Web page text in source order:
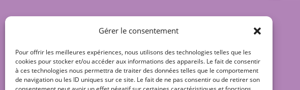
Gérer le consentement
Pour offrir les meilleures expériences, nous utilisons des technologies telles que les
cookies pour stocker et/ou accéder aux informations des appareils. Le fait de consentir
à ces technologies nous permettra de traiter des données telles que le comportement
de navigation ou les ID uniques sur ce site. Le fait de ne pas consentir ou de retirer son